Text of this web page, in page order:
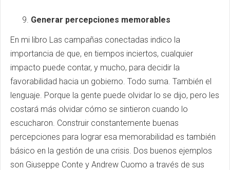
Generar percepciones memorables
En mi libro Las campañas conectadas indico la
importancia de que, en tiempos inciertos, cualquier
impacto puede contar, y mucho, para decidir la
favorabilidad hacia un gobierno. Todo suma. También el
lenguaje. Porque la gente puede olvidar lo se dijo, pero les
costará más olvidar cómo se sintieron cuando lo
escucharon. Construir constantemente buenas
percepciones para lograr esa memorabilidad es también
básico en la gestión de una crisis. Dos buenos ejemplos
son Giuseppe Conte y Andrew Cuomo a través de sus